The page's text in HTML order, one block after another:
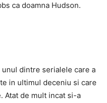
ca doamna Hudson.
dintre serialele care a
in ultimul deceniu si care
Atat de mult incat si-a